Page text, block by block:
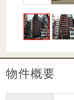
住まいと
暮らしの
税金の本
（電子ブ
ック）
ック）
物件概要